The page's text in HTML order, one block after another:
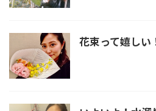
花束って嬉しい